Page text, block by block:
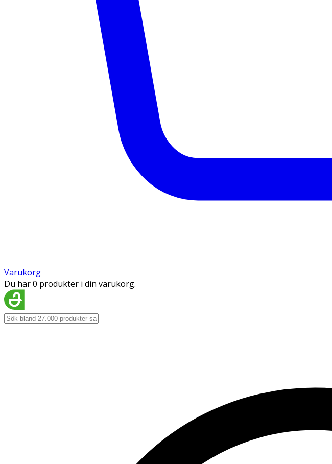
Varukorg
Du har 0 produkter i din varukorg.